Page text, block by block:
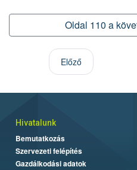
Oldal 110 a
Előző
Hivatalunk
Bemutatkozás
Szervezeti felépítés
Gazdálkodási adatok